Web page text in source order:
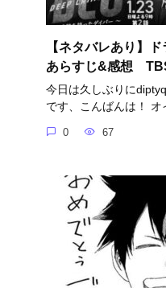
【ネタバレあり】
あらすじ&感想
今日は久しぶりに
です、こんばんは！
0 67